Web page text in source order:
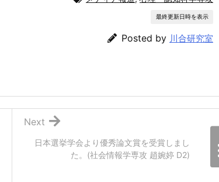
最終更新日時を表示
Posted by 川合研究室
日本選挙学会より優秀論文賞を受賞しまし
た。(社会情報学専攻 趙婉婷 D2)
Next